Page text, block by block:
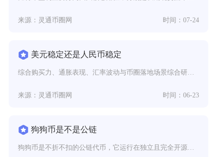
来源：灵通币圈网 时间：07-24
美元稳定还是人民币稳定
来源：灵通币圈网 时间：06-23
狗狗币是不是公链